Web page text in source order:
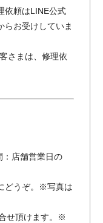
依頼はLINE公式
らお受けしていま
さまは、修理依
店舗営業日の
どうぞ。※写真は
せ頂けます。※